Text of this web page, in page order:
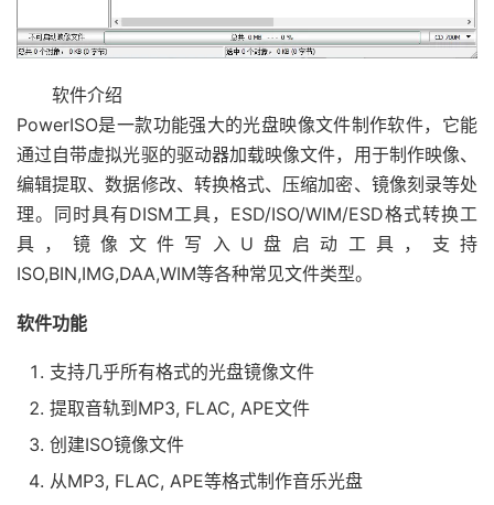
软件介绍
PowerISO是一款功能强大的光盘映像文件制作软件，它能
通过自带虚拟光驱的驱动器加载映像文件，用于制作映像、
编辑提取、数据修改、转换格式、压缩加密、镜像刻录等处
理。同时具有DISM工具，ESD/ISO/WIM/ESD格式转换工
具，镜像文件写入U盘启动工具，支持
ISO,BIN,IMG,DAA,WIM等各种常见文件类型。
软件功能
支持几乎所有格式的光盘镜像文件
提取音轨到MP3, FLAC, APE文件
创建ISO镜像文件
从MP3, FLAC, APE等格式制作音乐光盘